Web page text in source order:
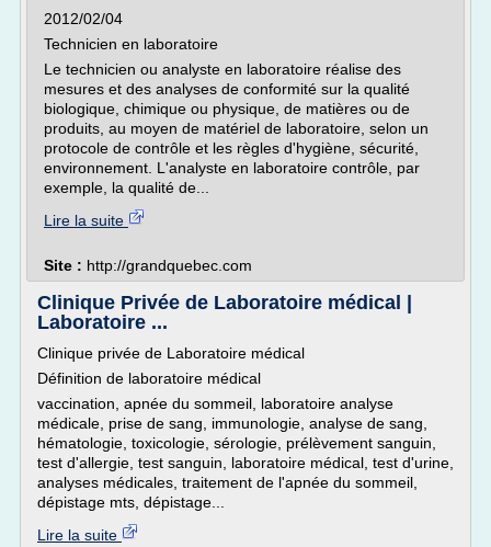
2012/02/04
Technicien en laboratoire
Le technicien ou analyste en laboratoire réalise des
mesures et des analyses de conformité sur la qualité
biologique, chimique ou physique, de matières ou de
produits, au moyen de matériel de laboratoire, selon un
protocole de contrôle et les règles d'hygiène, sécurité,
environnement. L'analyste en laboratoire contrôle, par
exemple, la qualité de...
Lire la suite
Site : http://grandquebec.com
Clinique Privée de Laboratoire médical |
Laboratoire ...
Clinique privée de Laboratoire médical
Définition de laboratoire médical
vaccination, apnée du sommeil, laboratoire analyse
médicale, prise de sang, immunologie, analyse de sang,
hématologie, toxicologie, sérologie, prélèvement sanguin,
test d'allergie, test sanguin, laboratoire médical, test d'urine,
analyses médicales, traitement de l'apnée du sommeil,
dépistage mts, dépistage...
Lire la suite